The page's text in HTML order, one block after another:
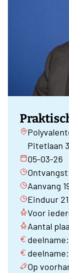
Pitetlaan
05-03-26
Ontvangst
Aanvang
Einduur
Voor
Aantal
Op